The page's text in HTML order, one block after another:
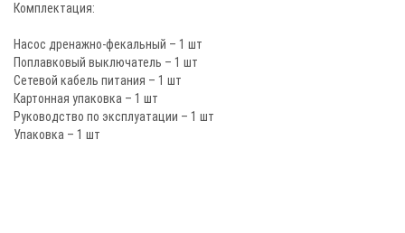
Комплектация:
Насос дренажно-фекальный – 1 шт
Поплавковый выключатель – 1 шт
Сетевой кабель питания – 1 шт
Картонная упаковка – 1 шт
Руководство по эксплуатации – 1 шт
Упаковка – 1 шт